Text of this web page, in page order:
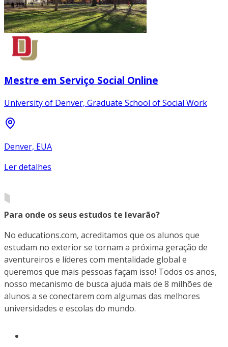
Mestre em Serviço Social Online
University of Denver, Graduate School of Social Work
Denver, EUA
Ler detalhes
Para onde os seus estudos te levarão?
No educations.com, acreditamos que os alunos que
estudam no exterior se tornam a próxima geração de
aventureiros e líderes com mentalidade global e
queremos que mais pessoas façam isso! Todos os anos,
nosso mecanismo de busca ajuda mais de 8 milhões de
alunos a se conectarem com algumas das melhores
universidades e escolas do mundo.